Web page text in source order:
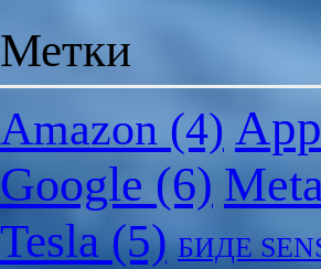
Метки
Amazon (4)
Google (6)
Tesla(5) БИДЕ